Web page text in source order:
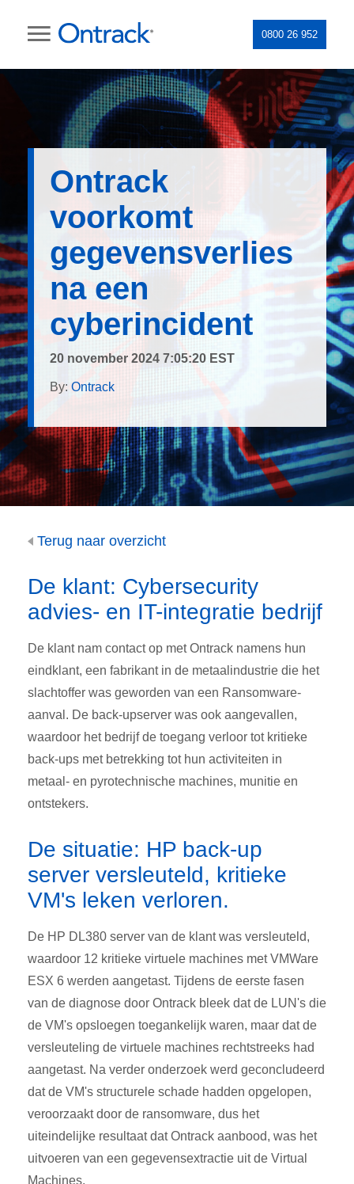
0800 26 952
Ontrack
voorkomt
gegevensverlies
na een
cyberincident
20 november 2024 7:05:20 EST
By: Ontrack
Terug naar overzicht
De klant: Cybersecurity
advies- en IT-integratie bedrijf
De klant nam contact op met Ontrack namens hun
eindklant, een fabrikant in de metaalindustrie die het
slachtoffer was geworden van een Ransomware-
aanval. De back-upserver was ook aangevallen,
waardoor het bedrijf de toegang verloor tot kritieke
back-ups met betrekking tot hun activiteiten in
metaal- en pyrotechnische machines, munitie en
ontstekers.
De situatie: HP back-up
server versleuteld, kritieke
VM's leken verloren.
De HP DL380 server van de klant was versleuteld,
waardoor 12 kritieke virtuele machines met VMWare
ESX 6 werden aangetast. Tijdens de eerste fasen
van de diagnose door Ontrack bleek dat de LUN's die
de VM's opsloegen toegankelijk waren, maar dat de
versleuteling de virtuele machines rechtstreeks had
aangetast. Na verder onderzoek werd geconcludeerd
dat de VM's structurele schade hadden opgelopen,
veroorzaakt door de ransomware, dus het
uiteindelijke resultaat dat Ontrack aanbood, was het
uitvoeren van een gegevensextractie uit de Virtual
Machines.